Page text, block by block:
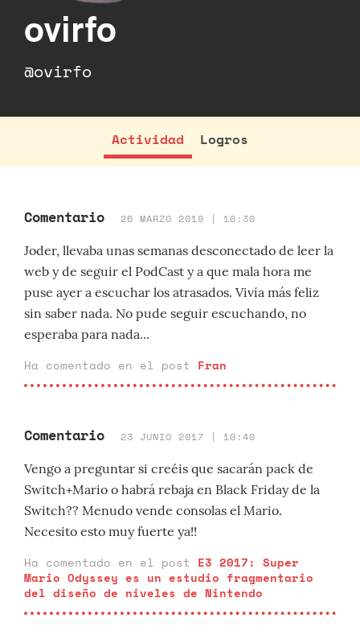
ovirfo
@ovirfo
Actividad Logros
Comentario 26 MARZO 2019 | 10:30
Joder, llevaba unas semanas desconectado de leer la
web y de seguir el PodCast y a que mala hora me
puse ayer a escuchar los atrasados. Vivía más feliz
sin saber nada. No pude seguir escuchando, no
esperaba para nada...
Ha comentado en el post Fran
Comentario 23 JUNIO 2017 | 10:40
Vengo a preguntar si creéis que sacarán pack de
Switch+Mario o habrá rebaja en Black Friday de la
Switch?? Menudo vende consolas el Mario.
Necesito esto muy fuerte ya!!
Ha comentado en el post E3 2017: Super
Mario Odyssey es un estudio fragmentario
del diseño de niveles de Nintendo